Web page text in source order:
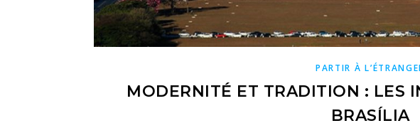
PARTIR À
MODERNITÉ ET TRADITION : LES
BRASÍLIA